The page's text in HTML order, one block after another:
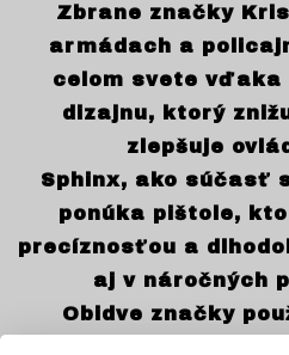
Zbrane značky
armádach a
celom svete vďaka
dizajnu, ktorý
zlepšuje
Sphinx, ako súčasť
ponúka pištole,
precíznosťou a
aj v náročných
Obidve značky